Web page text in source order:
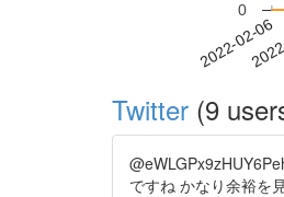
2022-02-06
0
Twitter (9
ですね かなり余裕を